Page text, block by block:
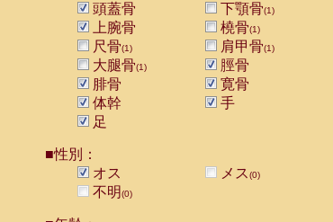
頭蓋骨 下顎骨(1)
上腕骨 橈骨(1)
尺骨(1) 肩甲骨(1)
大腿骨(1)
脛骨
腓骨
寛骨
体幹
手
足
■性別：
オス
メス(0)
不明(0)